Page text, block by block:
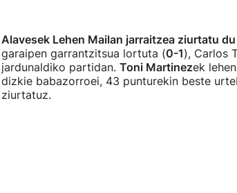
Alavesek Lehen Mailan jarraitzea ziurtatu du
garaipen garrantzitsua lortuta (0-1), Carlos
jardunaldiko partidan. Toni Martinezek
dizkie babazorroei, 43 punturekin beste
ziurtatuz.